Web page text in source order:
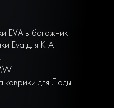
EVA в багажник
Eva для KIA
коврики для Лады